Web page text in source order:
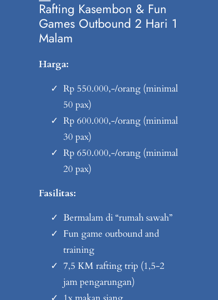
Rafting Kasembon & Fun
Games Outbound 2 Hari 1
Malam
Harga:
Rp 550.000,-/orang (minimal
50 pax)
Rp 600.000,-/orang (minimal
30 pax)
Rp 650.000,-/orang (minimal
20 pax)
Fasilitas:
Bermalam di “rumah sawah”
Fun game outbound and
training
7,5 KM rafting trip (1,5-2
jam pengarungan)